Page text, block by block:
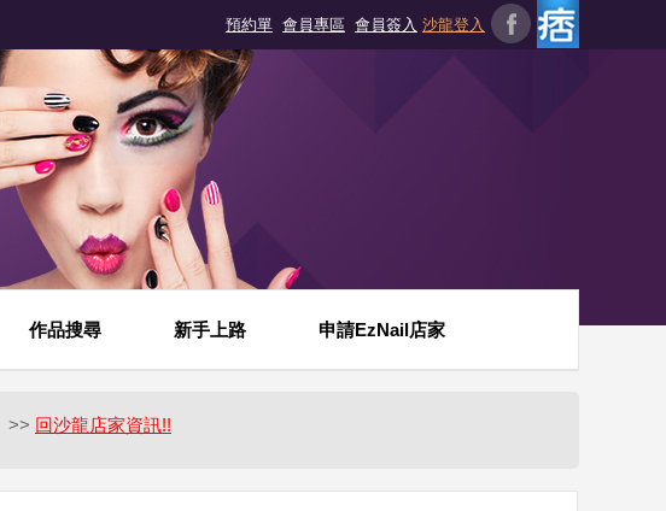
預約單 會員專區 會員簽入 沙龍登入
作品搜尋 新手上路 申請EzNail店家
>> 回沙龍店家資訊!!